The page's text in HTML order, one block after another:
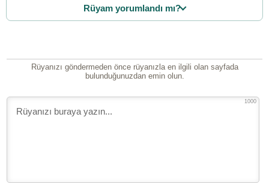
Rüyam yorumlandı mı?
Rüyanızı göndermeden önce rüyanızla en ilgili olan sayfada
bulunduğunuzdan emin olun.
1000